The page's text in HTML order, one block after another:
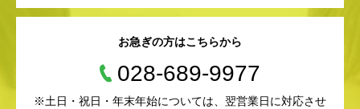
お急ぎの方はこちらから
028-689-9977
※土日・祝日・年末年始については、翌営業日に対応させ